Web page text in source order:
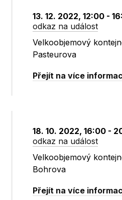
13. 12. 2022, 12:00 -
odkaz na událost
Velkoobjemový
Pasteurova
Přejít na více
18. 10. 2022, 16:00 -
odkaz na událost
Velkoobjemový
Bohrova
Přejít na více